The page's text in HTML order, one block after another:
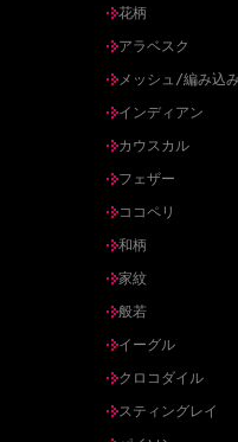
花柄
アラベスク
メッシュ/編み込
インディアン
カウスカル
フェザー
ココペリ
和柄
家紋
般若
イーグル
クロコダイル
スティングレイ